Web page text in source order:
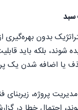
سبد
بدون
شوند، بلکه باید
یا اضافه شدن یک
پروژه،